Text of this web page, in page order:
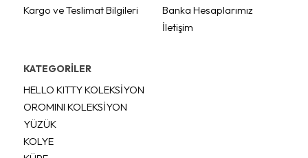
Kargo ve Teslimat Bilgileri
Banka Hesaplarımız
İletişim
KATEGORİLER
HELLO KITTY KOLEKSİYON
OROMINI KOLEKSİYON
YÜZÜK
KOLYE